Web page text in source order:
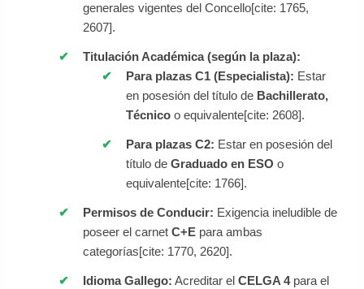
generales vigentes del Concello[cite: 1765,
2607].
Titulación Académica (según la plaza):
Para plazas C1 (Especialista): Estar
en posesión del título de Bachillerato,
Técnicoo equivalente[cite: 2608].
Para plazas C2: Estar en posesión del
título de Graduado en ESO o
equivalente[cite: 1766].
Permisos de Conducir: Exigencia ineludible de
poseer el carnet C+Epara ambas
categorías[cite: 1770, 2620].
Idioma Gallego: Acreditar el CELGA 4para el